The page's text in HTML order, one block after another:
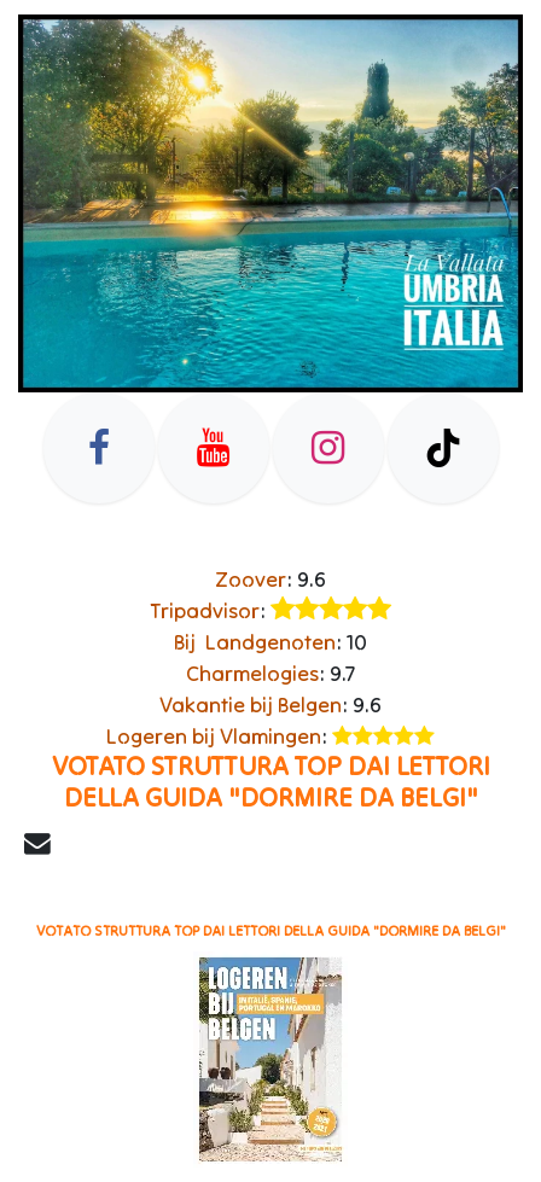
Zoover: 9.6​
Tripadvisor:
Bij Landgenoten: 10
Charmelogies: 9.7
Vakantie bij Belgen: 9.6
Logeren bij Vlamingen: ​
VOTATO STRUTTURA TOP DAI LETTORI
DELLA GUIDA "DORMIRE DA BELGI"
VOTATO STRUTTURA TOP DAI LETTORI DELLA GUIDA "DORMIRE DA BELGI"